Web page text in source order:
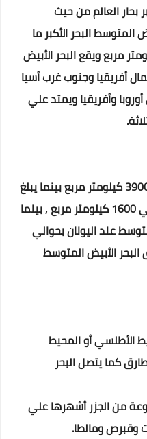
بحار العالم من حيث
المتوسط البحر الأكبر ما
و500 ألف كيلومتر مربع ويقع البحر الأبيض
أفريقيا وجنوب غرب أسيا
وأفريقيا ويمتد علي
يبلغ طول البحر المتوسط حوالي 3900 كيلومتر مربع بينما يبلغ
عرض البحر الأبيض المتوسط حوالي 1600 كيلومتر مربع , بينما
عند اليونان بحوالي
البحر الأبيض المتوسط
الأطلسي أو المحيط
كما يتصل البحر
من الجزر أشهرها علي
وقبرص ومالطا.